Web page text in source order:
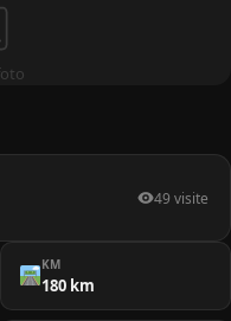
49 visite
KM
180 km